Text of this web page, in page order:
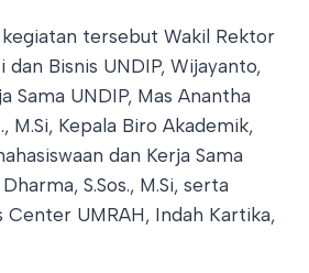
tersebut Wakil Rektor
dan Bisnis UNDIP, Wijayanto,
Sama UNDIP, Mas Anantha
M.Si, Kepala Biro Akademik,
dan Kerja Sama
S.Sos., M.Si, serta
Center UMRAH, Indah Kartika,